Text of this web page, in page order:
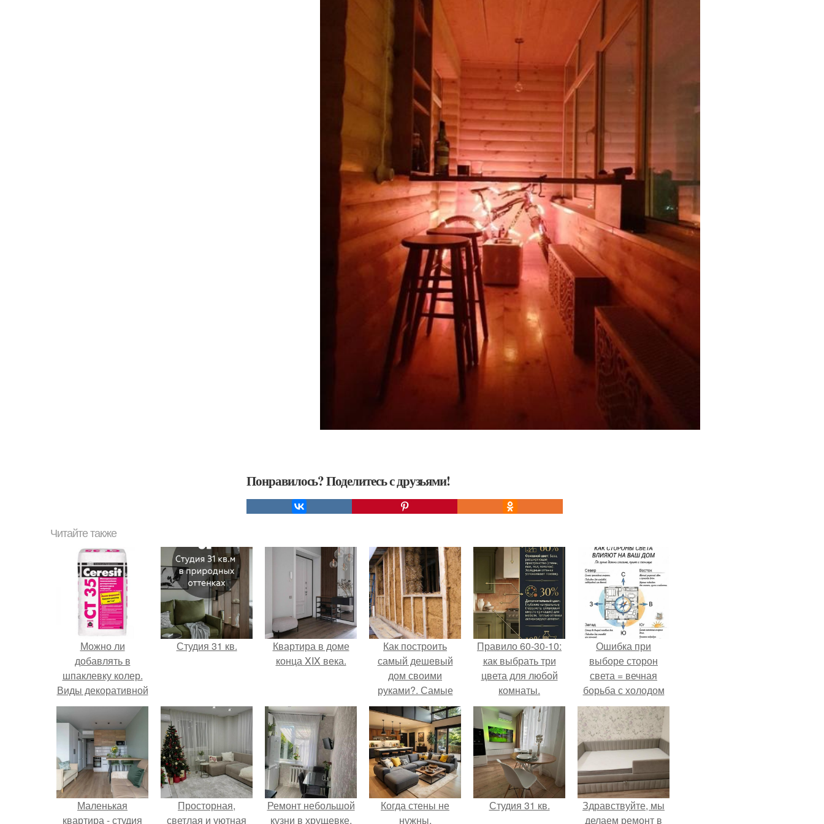
Понравилось? Поделитесь с друзьями!
Читайте также
Можно ли
добавлять в
шпаклевку колер.
Виды декоративной
штукатурки на
основе шпаклевки
Студия 31 кв.
Квартира в доме
конца XIX века.
Как построить
самый дешевый
дом своими
руками?. Самые
дешевые
материалы для
постройки дома –
изготовленные
собственноручно?
Правило 60-30-10:
как выбрать три
цвета для любой
комнаты.
Ошибка при
выборе сторон
света = вечная
борьба с холодом
или светом.
Маленькая
квартира - студия
Просторная,
светлая и уютная
Ремонт небольшой
кузни в хрущевке.
Когда стены не
нужны.
Студия 31 кв.
Здравствуйте, мы
делаем ремонт в